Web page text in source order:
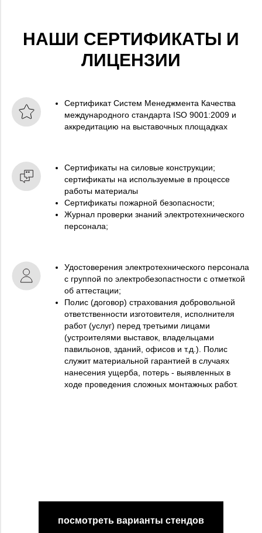
НАШИ СЕРТИФИКАТЫ И
ЛИЦЕНЗИИ
Сертификат Систем Менеджмента Качества
международного стандарта ISO 9001:2009 и
аккредитацию на выставочных площадках
Сертификаты на силовые конструкции;
сертификаты на используемые в процессе
работы материалы
Сертификаты пожарной безопасности;
Журнал проверки знаний электротехнического
персонала;
Удостоверения электротехнического персонала
с группой по электробезопастности с отметкой
об аттестации;
Полис (договор) страхования добровольной
ответственности изготовителя, исполнителя
работ (услуг) перед третьими лицами
(устроителями выставок, владельцами
павильонов, зданий, офисов и т.д.). Полис
служит материальной гарантией в случаях
нанесения ущерба, потерь - выявленных в
ходе проведения сложных монтажных работ.
посмотреть варианты стендов